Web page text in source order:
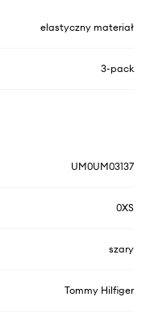
elastyczny materiał
3-pack
UM0UM03137
0XS
szary
Tommy Hilfiger